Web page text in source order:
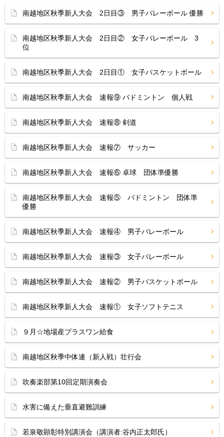
南越地区秋季新人大会 2日目③ 男子バレーボール 優勝
南越地区秋季新人大会 2日目② 女子バレーボール 3
位
南越地区秋季新人大会 2日目① 女子バスケットボール
南越地区秋季新人大会 速報⑨ バドミントン 個人戦
南越地区秋季新人大会 速報⑧ 剣道
南越地区秋季新人大会 速報⑦ サッカー
南越地区秋季新人大会 速報⑥ 卓球 団体準優勝
南越地区秋季新人大会 速報⑤ バドミントン 団体準
優勝
南越地区秋季新人大会 速報④ 男子バレーボール
南越地区秋季新人大会 速報③ 女子バレーボール
南越地区秋季新人大会 速報② 男子バスケットボール
南越地区秋季新人大会 速報① 女子ソフトテニス
９月☆地場産プラスワン給食
南越地区秋季中体連（新人戦）壮行会
吹奏楽部第10回定期演奏会
水害に備えた垂直避難訓練
若泉敬顕彰特別講演会（講演者:谷内正太郎氏）